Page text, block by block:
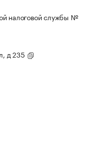
налоговой службы №
д 235